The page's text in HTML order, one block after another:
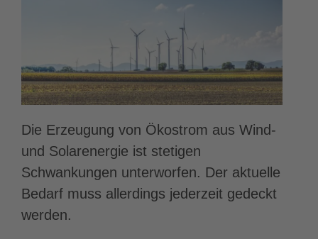
Die Erzeugung von Ökostrom aus Wind-
und Solarenergie ist stetigen
Schwankungen unterworfen. Der aktuelle
Bedarf muss allerdings jederzeit gedeckt
werden.